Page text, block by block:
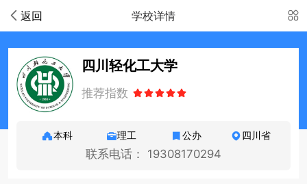
返回 学校详情
四川轻化工大学
推荐指数
本科 理工 公办 四川省
联系电话： 19308170294